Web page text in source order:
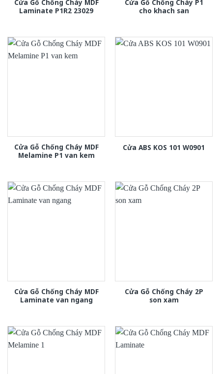
Cửa Gỗ Chống Cháy MDF
Laminate P1R2 23029
Cửa Gỗ Chống Cháy P1
cho khach san
Cửa Gỗ Chống Cháy MDF
Melamine P1 van kem
Cửa ABS KOS 101 W0901
Cửa Gỗ Chống Cháy MDF
Laminate van ngang
Cửa Gỗ Chống Cháy 2P
son xam